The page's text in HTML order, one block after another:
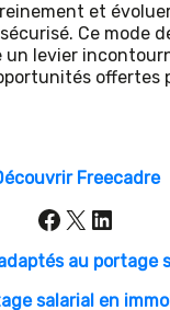
et
Ce mode
un levier
offertes
Freecadre
Facebook
X
au portage
salarial en